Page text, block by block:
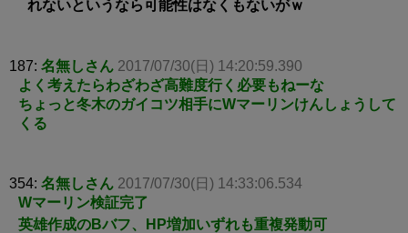
れないというなら可能性はなくもないがｗ
187: 名無しさん 2017/07/30(日) 14:20:59.390
よく考えたらわざわざ高難度行く必要もねーな
ちょっと冬木のガイコツ相手にWマーリンけんしょうして
くる
354: 名無しさん 2017/07/30(日) 14:33:06.534
Wマーリン検証完了
英雄作成のBバフ、HP増加いずれも重複発動可